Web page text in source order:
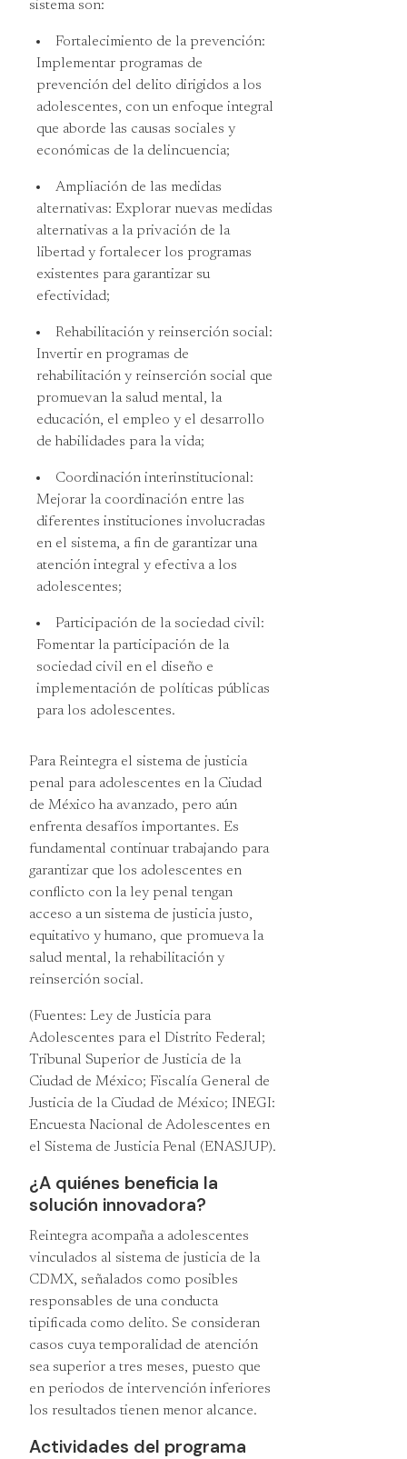
sistema son:
Fortalecimiento de la prevención:
Implementar programas de
prevención del delito dirigidos a los
adolescentes, con un enfoque integral
que aborde las causas sociales y
económicas de la delincuencia;
Ampliación de las medidas
alternativas: Explorar nuevas medidas
alternativas a la privación de la
libertad y fortalecer los programas
existentes para garantizar su
efectividad;
Rehabilitación y reinserción social:
Invertir en programas de
rehabilitación y reinserción social que
promuevan la salud mental, la
educación, el empleo y el desarrollo
de habilidades para la vida;
Coordinación interinstitucional:
Mejorar la coordinación entre las
diferentes instituciones involucradas
en el sistema, a fin de garantizar una
atención integral y efectiva a los
adolescentes;
Participación de la sociedad civil:
Fomentar la participación de la
sociedad civil en el diseño e
implementación de políticas públicas
para los adolescentes.
Para Reintegra el sistema de justicia
penal para adolescentes en la Ciudad
de México ha avanzado, pero aún
enfrenta desafíos importantes. Es
fundamental continuar trabajando para
garantizar que los adolescentes en
conflicto con la ley penal tengan
acceso a un sistema de justicia justo,
equitativo y humano, que promueva la
salud mental, la rehabilitación y
reinserción social.
(Fuentes: Ley de Justicia para
Adolescentes para el Distrito Federal;
Tribunal Superior de Justicia de la
Ciudad de México; Fiscalía General de
Justicia de la Ciudad de México; INEGI:
Encuesta Nacional de Adolescentes en
el Sistema de Justicia Penal (ENASJUP).
¿A quiénes beneficia la
solución innovadora?
Reintegra acompaña a adolescentes
vinculados al sistema de justicia de la
CDMX, señalados como posibles
responsables de una conducta
tipificada como delito. Se consideran
casos cuya temporalidad de atención
sea superior a tres meses, puesto que
en periodos de intervención inferiores
los resultados tienen menor alcance.
Actividades del programa